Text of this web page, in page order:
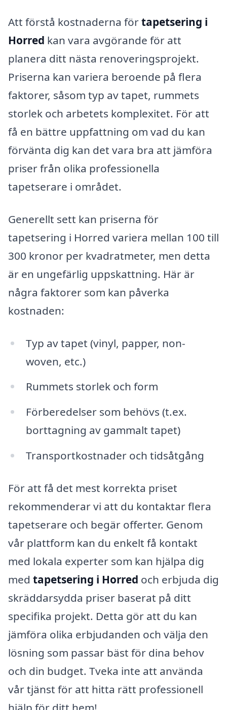
Att förstå kostnaderna förtapetsering i
Horred kan vara avgörande för att
planera ditt nästa renoveringsprojekt.
Priserna kan variera beroende på flera
faktorer, såsom typ av tapet, rummets
storlek och arbetets komplexitet. För att
få en bättre uppfattning om vad du kan
förvänta dig kan det vara bra att jämföra
priser från olika professionella
tapetserare i området.
Generellt sett kan priserna för
tapetsering i Horred variera mellan 100 till
300 kronor per kvadratmeter, men detta
är en ungefärlig uppskattning. Här är
några faktorer som kan påverka
kostnaden:
Typ av tapet (vinyl, papper, non-
woven, etc.)
Rummets storlek och form
Förberedelser som behövs (t.ex.
borttagning av gammalt tapet)
Transportkostnader och tidsåtgång
För att få det mest korrekta priset
rekommenderar vi att du kontaktar flera
tapetserare och begär offerter. Genom
vår plattform kan du enkelt få kontakt
med lokala experter som kan hjälpa dig
med tapetsering i Horred och erbjuda dig
skräddarsydda priser baserat på ditt
specifika projekt. Detta gör att du kan
jämföra olika erbjudanden och välja den
lösning som passar bäst för dina behov
och din budget. Tveka inte att använda
vår tjänst för att hitta rätt professionell